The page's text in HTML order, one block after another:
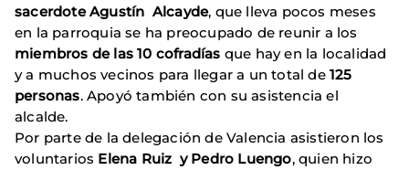
sacerdote Agustín Alcayde, que lleva pocos meses
en la parroquia se ha preocupado de reunir a los
miembros de las 10 cofradías que hay en la localidad
y a muchos vecinos para llegar a un total de125
personas. Apoyó también con su asistencia el
alcalde.
Por parte de la delegación de Valencia asistieron los
voluntarios Elena Ruiz y Pedro Luengo, quien hizo